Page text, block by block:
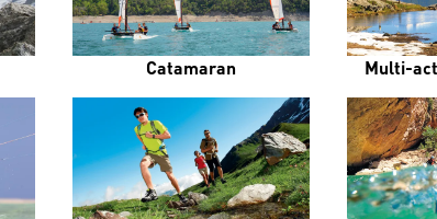
Catamaran Multi-